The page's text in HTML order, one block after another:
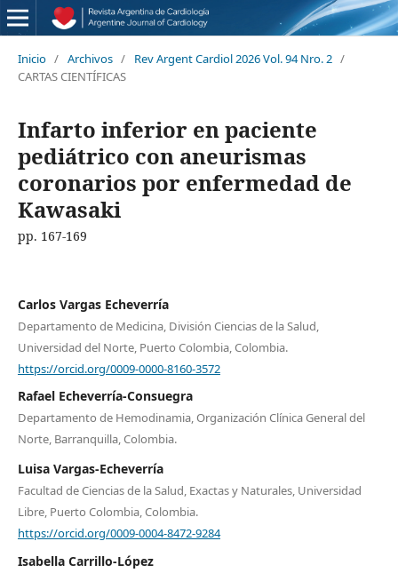
Inicio / Archivos / Rev Argent Cardiol 2026 Vol. 94 Nro. 2 /
CARTAS CIENTÍFICAS
Infarto inferior en paciente
pediátrico con aneurismas
coronarios por enfermedad de
Kawasaki
pp. 167-169
Carlos Vargas Echeverría
Departamento de Medicina, División Ciencias de la Salud,
Universidad del Norte, Puerto Colombia, Colombia.
https://orcid.org/0009-0000-8160-3572
Rafael Echeverría-Consuegra
Departamento de Hemodinamia, Organización Clínica General del
Norte, Barranquilla, Colombia.
Luisa Vargas-Echeverría
Facultad de Ciencias de la Salud, Exactas y Naturales, Universidad
Libre, Puerto Colombia, Colombia.
https://orcid.org/0009-0004-8472-9284
Isabella Carrillo-López